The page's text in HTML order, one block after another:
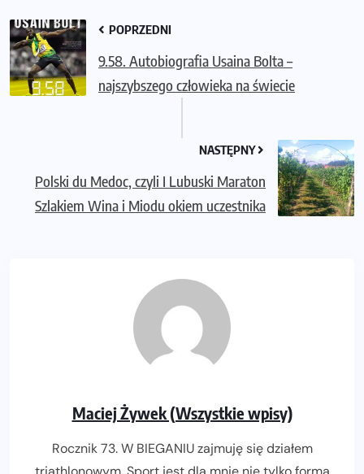
POPRZEDNI
9.58. Autobiografia Usaina Bolta –
najszybszego człowieka na świecie
NASTĘPNY
Polski du Medoc, czyli I Lubuski Maraton
Szlakiem Wina i Miodu okiem uczestnika
Maciej Żywek (Wszystkie wpisy)
Rocznik 73. W BIEGANIU zajmuję się działem